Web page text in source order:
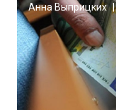
Анна Выприцких |